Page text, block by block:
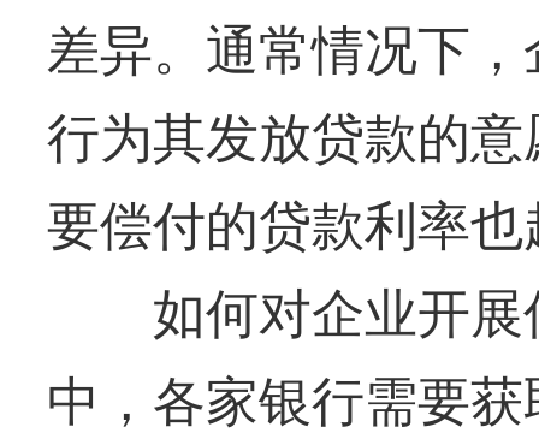
差异。通常情况下
行为其发放贷款的
要偿付的贷款利率也
如何对企业开展
中，各家银行需要